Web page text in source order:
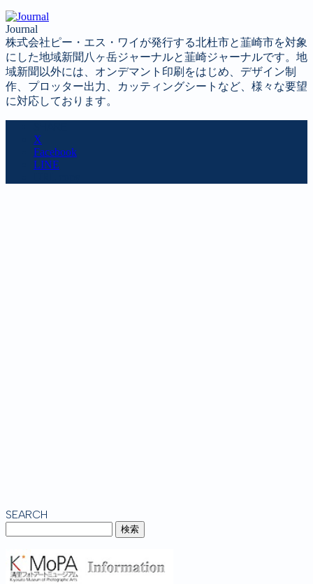
Journal
株式会社ピー・エス・ワイが発行する北杜市と韮崎市を対象
にした地域新聞八ヶ岳ジャーナルと韮崎ジャーナルです。地
域新聞以外には、オンデマント印刷をはじめ、デザイン制
作、プロッター出力、カッティングシートなど、様々な要望
に対応しております。
X
Facebook
LINE
SEARCH